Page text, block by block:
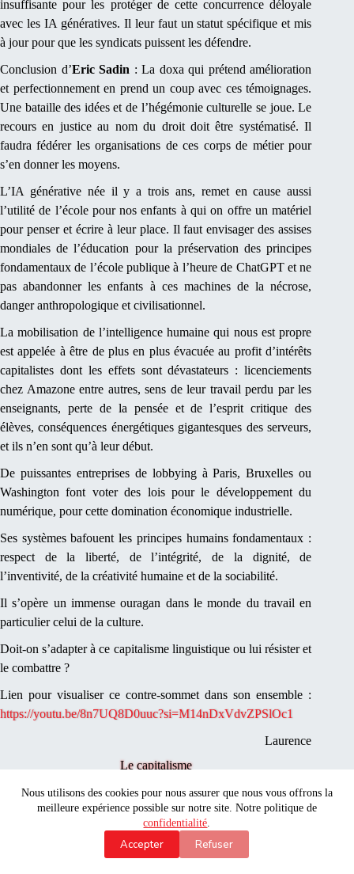
Nous utilisons des cookies pour nous assurer que nous vous offrons la
meilleure expérience possible sur notre site. Notre politique de
confidentialité.
Accepter Refuser
insuffisante pour les protéger de cette concurrence déloyale
avec les IA génératives. Il leur faut un statut spécifique et mis
à jour pour que les syndicats puissent les défendre.
Conclusion d’Eric Sadin : La doxa qui prétend amélioration
et perfectionnement en prend un coup avec ces témoignages.
Une bataille des idées et de l’hégémonie culturelle se joue. Le
recours en justice au nom du droit doit être systématisé. Il
faudra fédérer les organisations de ces corps de métier pour
s’en donner les moyens.
L’IA générative née il y a trois ans, remet en cause aussi
l’utilité de l’école pour nos enfants à qui on offre un matériel
pour penser et écrire à leur place. Il faut envisager des assises
mondiales de l’éducation pour la préservation des principes
fondamentaux de l’école publique à l’heure de ChatGPT et ne
pas abandonner les enfants à ces machines de la nécrose,
danger anthropologique et civilisationnel.
La mobilisation de l’intelligence humaine qui nous est propre
est appelée à être de plus en plus évacuée au profit d’intérêts
capitalistes dont les effets sont dévastateurs : licenciements
chez Amazone entre autres, sens de leur travail perdu par les
enseignants, perte de la pensée et de l’esprit critique des
élèves, conséquences énergétiques gigantesques des serveurs,
et ils n’en sont qu’à leur début.
De puissantes entreprises de lobbying à Paris, Bruxelles ou
Washington font voter des lois pour le développement du
numérique, pour cette domination économique industrielle.
Ses systèmes bafouent les principes humains fondamentaux :
respect de la liberté, de l’intégrité, de la dignité, de
l’inventivité, de la créativité humaine et de la sociabilité.
Il s’opère un immense ouragan dans le monde du travail en
particulier celui de la culture.
Doit-on s’adapter à ce capitalisme linguistique ou lui résister et
le combattre ?
Lien pour visualiser ce contre-sommet dans son ensemble :
https://youtu.be/8n7UQ8D0uuc?si=M14nDxVdvZPSlOc1
Laurence
Le capitalisme
La rupture n’est pas militaire, elle est structurelle : ce qui est en
train de se jouer entre l’Iran, les BRICS+* et les États-Unis
relève d’un basculement assez brutal du système du pouvoir
mondial qui pendant des décennies était sous la domination
des États-Unis dans une architecture invisible de contrôle des